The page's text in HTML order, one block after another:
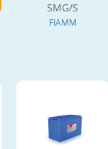
SMG/S
FIAMM